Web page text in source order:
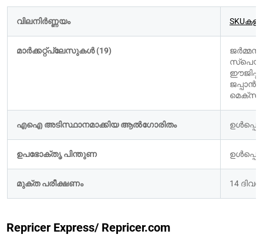
വിലനിർണ്ണയം
മാർക്കറ്റ്പ്ലേസുകൾ (19)
എഐ അടിസ്ഥാനമാക്കിയ ആൽഗോരിതം
ഉപഭോക്തൃ പിന്തുണ
മുക്ത പരീക്ഷണം 14
Repricer Express/ Repricer.com